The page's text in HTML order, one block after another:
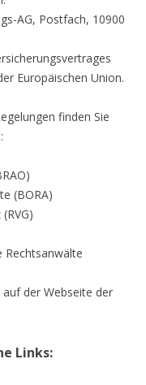
AG, Postfach, 10900
Europäischen Union.
finden Sie
(BORA)
Rechtsanwälte
der Webseite der
Links: